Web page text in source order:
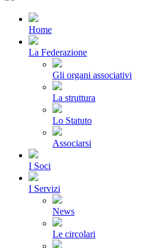
Home
La Federazione
Gli organi associativi
La struttura
Lo Statuto
Associarsi
I Soci
I Servizi
News
Le circolari